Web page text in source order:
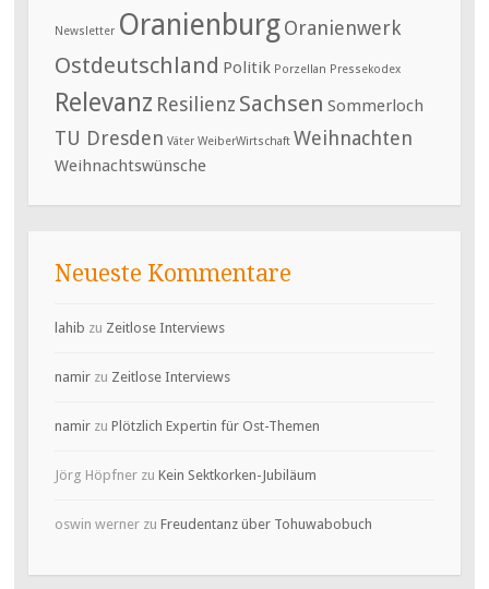
Newsletter OranienburgOranienwerk
Ostdeutschland Politik Porzellan Pressekodex
Relevanz Resilienz Sachsen Sommerloch
TU Dresden Väter WeiberWirtschaft Weihnachten
Weihnachtswünsche
Neueste Kommentare
lahib zu Zeitlose Interviews
namirzu Zeitlose Interviews
namirzu Plötzlich Expertin für Ost-Themen
Jörg Höpfnerzu Kein Sektkorken-Jubiläum
oswin wernerzu Freudentanz über Tohuwabobuch